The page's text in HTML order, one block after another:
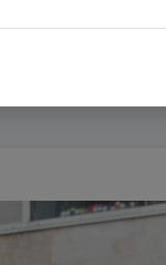
aan prinses Lara,
naar het